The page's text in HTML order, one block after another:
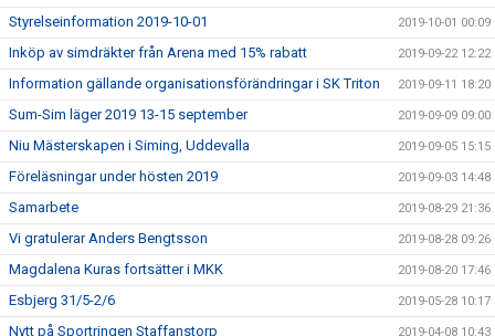
Styrelseinformation 2019-10-01 2019-10-01 00:09
Inköp av simdräkter från Arena med 15% rabatt 2019-09-22 12:22
Information gällande organisationsförändringar i SK Triton 2019-09-11 18:20
Sum-Sim läger 2019 13-15 september 2019-09-09 09:00
Niu Mästerskapen i Siming, Uddevalla 2019-09-05 15:15
Föreläsningar under hösten 2019 2019-09-03 14:48
Samarbete 2019-08-29 21:36
Vi gratulerar Anders Bengtsson 2019-08-28 09:26
Magdalena Kuras fortsätter i MKK 2019-08-20 17:46
Esbjerg 31/5-2/6 2019-05-28 10:17
Nytt på Sportringen Staffanstorp 2019-04-08 10:43